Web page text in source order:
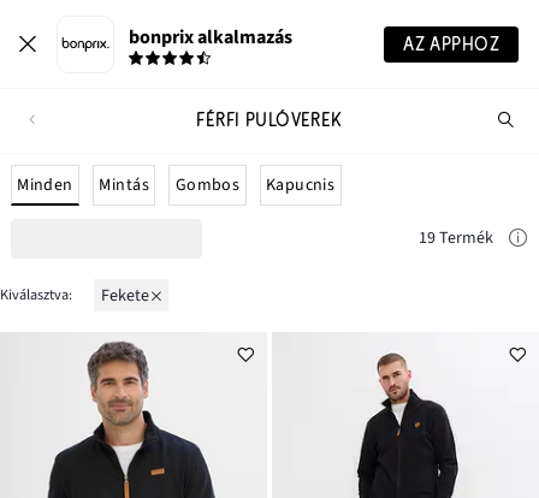
bonprix alkalmazás AZ APPHOZ
FÉRFI PULÓVEREK
Minden Mintás Gombos Kapucnis
19 Termék
Kiválasztva: fekete